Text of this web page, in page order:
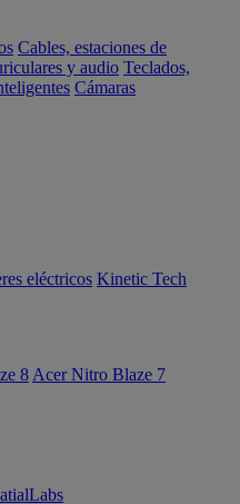
Cables, estaciones de
y audio Teclados,
Cámaras
eléctricos Kinetic Tech
8 Acer Nitro Blaze 7